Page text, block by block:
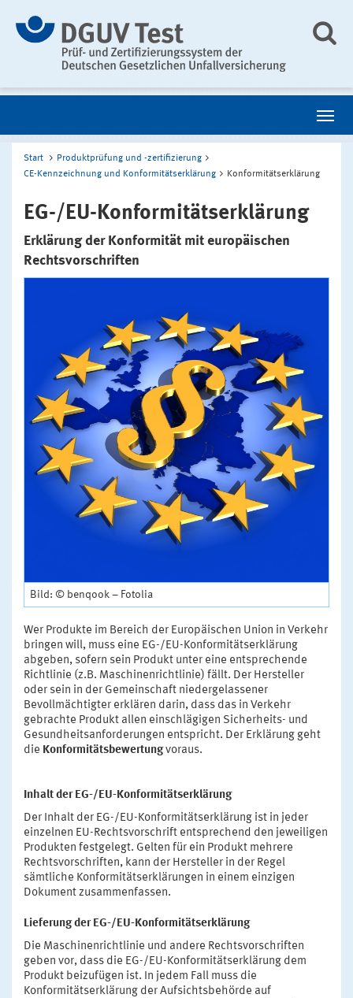
Start
Produktprüfung und -zertifizierung
CE-Kennzeichnung und Konformitätserklärung
Konformitätserklärung
EG-/EU-Konformitätserklärung
Erklärung der Konformität mit europäischen
Rechtsvorschriften
Bild: © benqook – Fotolia
Wer Produkte im Bereich der Europäischen Union in Verkehr
bringen will, muss eine EG-/EU-Konformitätserklärung
abgeben, sofern sein Produkt unter eine entsprechende
Richtlinie (z.B. Maschinenrichtlinie) fällt. Der Hersteller
oder sein in der Gemeinschaft niedergelassener
Bevollmächtigter erklären darin, dass das in Verkehr
gebrachte Produkt allen einschlägigen Sicherheits- und
Gesundheitsanforderungen entspricht. Der Erklärung geht
die Konformitätsbewertungvoraus.
Inhalt der EG-/EU-Konformitätserklärung
Der Inhalt der EG-/EU-Konformitätserklärung ist in jeder
einzelnen EU-Rechtsvorschrift entsprechend den jeweiligen
Produkten festgelegt. Gelten für ein Produkt mehrere
Rechtsvorschriften, kann der Hersteller in der Regel
sämtliche Konformitätserklärungen in einem einzigen
Dokument zusammenfassen.
Lieferung der EG-/EU-Konformitätserklärung
Die Maschinenrichtlinie und andere Rechtsvorschriften
geben vor, dass die EG-/EU-Konformitätserklärung dem
Produkt beizufügen ist. In jedem Fall muss die
Konformitätserklärung der Aufsichtsbehörde auf